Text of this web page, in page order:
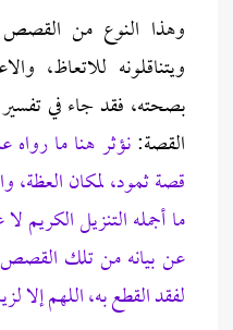
وهذا النوع من القصص
ويتناقلونه للاتعاظ،
بصحته، فقد جاء في تفسير
القصة:نؤثر هنا ما رواه
قصة ثمود، لمكان العظة،
ما أجمله التنزيل
عن بيانه من تلك
لفقد القطع به، اللهم إلا